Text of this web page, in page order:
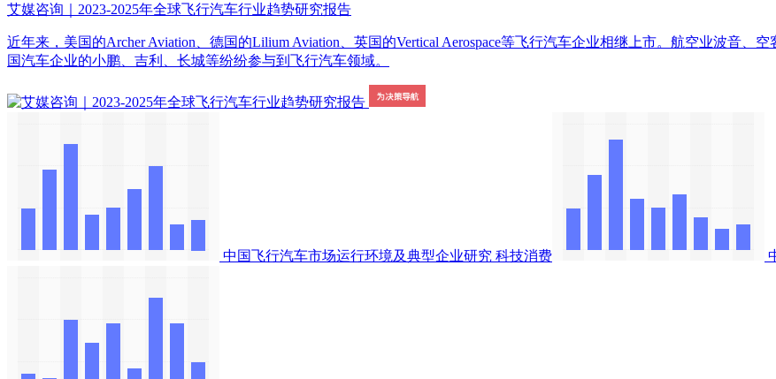
艾媒咨询｜2023-2025年全球飞行汽车行业趋势研究报告
近年来，美国的Archer Aviation、德国的Lilium Aviation、英国的Vertical Aerospace等飞行汽车企业相继上市。航空业波音、
国汽车企业的小鹏、吉利、长城等纷纷参与到飞行汽车领域。
中国飞行汽车市场运行环境及典型企业研究 科技消费